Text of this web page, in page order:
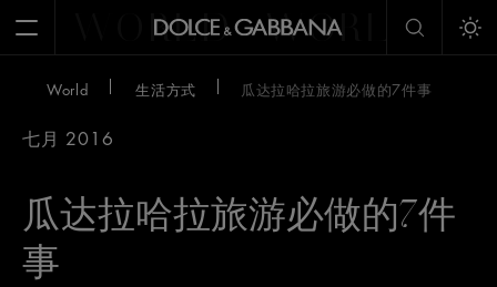
Open MenuWORLD WORLD
World 生活方式 瓜达拉哈拉旅游必做的7件事
七月 2016
瓜达拉哈拉旅游必做的7件
事